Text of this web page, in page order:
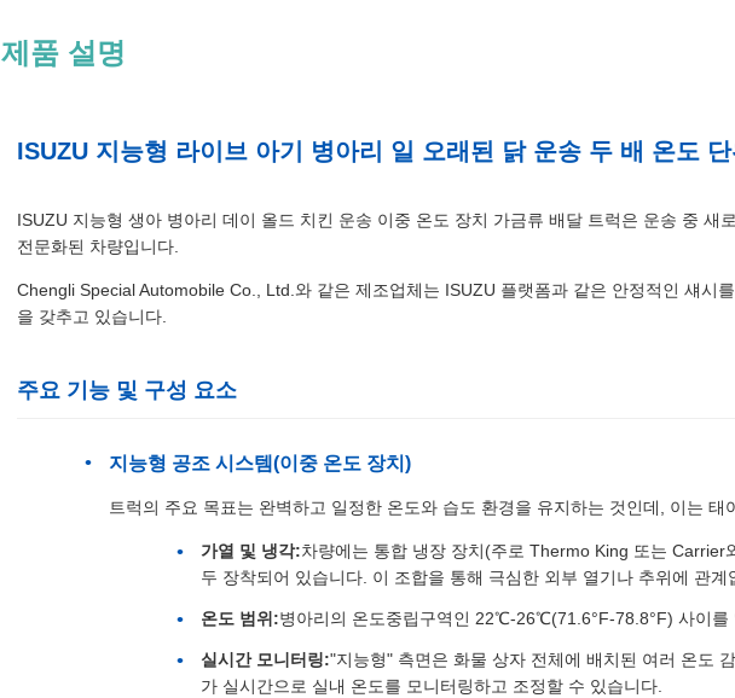
제품 설명
ISUZU 지능형 라이브 아기 병아리 일 오래된 닭 운송 두 배 온도
ISUZU 지능형 생아 병아리 데이 올드 치킨 운송 이중 온도 장치 가금류 배달 트럭은 운송 중 새
전문화된 차량입니다.
Chengli Special Automobile Co., Ltd.와 같은 제조업체는 ISUZU 플랫폼과 같은 안정적인 섀시
을 갖추고 있습니다.
주요 기능 및 구성 요소
지능형 공조 시스템(이중 온도 장치)
트럭의 주요 목표는 완벽하고 일정한 온도와 습도 환경을 유지하는 것인데, 이는 태
가열 및 냉각:차량에는 통합 냉장 장치(주로 Thermo King 또는
두 장착되어 있습니다. 이 조합을 통해 극심한 외부 열기나 추위에 관
온도 범위:병아리의 온도중립구역인 22℃-26℃(71.6°F-78.8°F) 사이를
실시간 모니터링:"지능형" 측면은 화물 상자 전체에 배치된 여러 온도
가 실시간으로 실내 온도를 모니터링하고 조정할 수 있습니다.